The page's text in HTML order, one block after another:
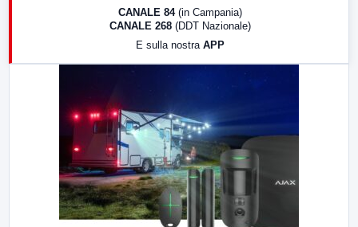
CANALE 84 (in Campania)
CANALE 268 (DDT Nazionale)
E sulla nostra APP